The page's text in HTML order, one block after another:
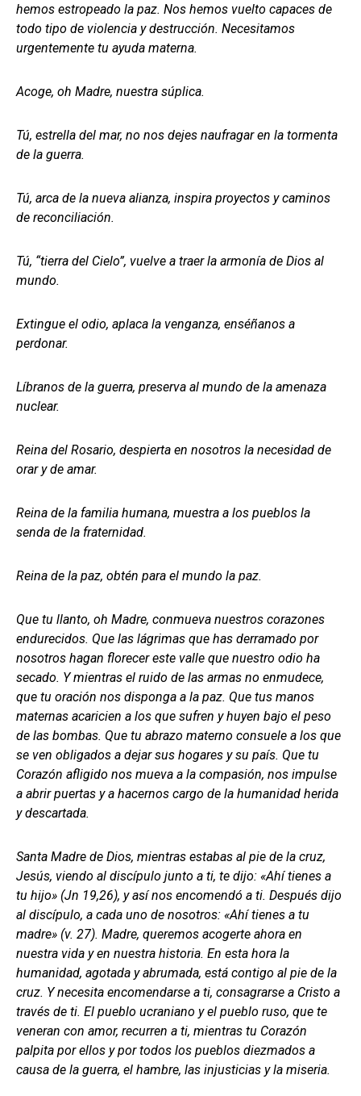
hemos estropeado la paz. Nos hemos vuelto capaces de
todo tipo de violencia y destrucción. Necesitamos
urgentemente tu ayuda materna.
Acoge, oh Madre, nuestra súplica.
Tú, estrella del mar, no nos dejes naufragar en la tormenta
de la guerra.
Tú, arca de la nueva alianza, inspira proyectos y caminos
de reconciliación.
Tú, “tierra del Cielo”, vuelve a traer la armonía de Dios al
mundo.
Extingue el odio, aplaca la venganza, enséñanos a
perdonar.
Líbranos de la guerra, preserva al mundo de la amenaza
nuclear.
Reina del Rosario, despierta en nosotros la necesidad de
orar y de amar.
Reina de la familia humana, muestra a los pueblos la
senda de la fraternidad.
Reina de la paz, obtén para el mundo la paz.
Que tu llanto, oh Madre, conmueva nuestros corazones
endurecidos. Que las lágrimas que has derramado por
nosotros hagan florecer este valle que nuestro odio ha
secado. Y mientras el ruido de las armas no enmudece,
que tu oración nos disponga a la paz. Que tus manos
maternas acaricien a los que sufren y huyen bajo el peso
de las bombas. Que tu abrazo materno consuele a los que
se ven obligados a dejar sus hogares y su país. Que tu
Corazón afligido nos mueva a la compasión, nos impulse
a abrir puertas y a hacernos cargo de la humanidad herida
y descartada.
Santa Madre de Dios, mientras estabas al pie de la cruz,
Jesús, viendo al discípulo junto a ti, te dijo: «Ahí tienes a
tu hijo» (Jn 19,26), y así nos encomendó a ti. Después dijo
al discípulo, a cada uno de nosotros: «Ahí tienes a tu
madre» (v. 27). Madre, queremos acogerte ahora en
nuestra vida y en nuestra historia. En esta hora la
humanidad, agotada y abrumada, está contigo al pie de la
cruz. Y necesita encomendarse a ti, consagrarse a Cristo a
través de ti. El pueblo ucraniano y el pueblo ruso, que te
veneran con amor, recurren a ti, mientras tu Corazón
palpita por ellos y por todos los pueblos diezmados a
causa de la guerra, el hambre, las injusticias y la miseria.